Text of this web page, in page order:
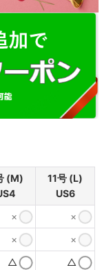
(M)
11号 (L)
US6
×
×
×
×
△ △